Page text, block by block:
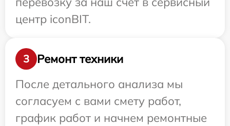
центр iconBIT.
3
Ремонт техники
После детального анализа мы
согласуем с вами смету работ,
график работ и начнем ремонтные